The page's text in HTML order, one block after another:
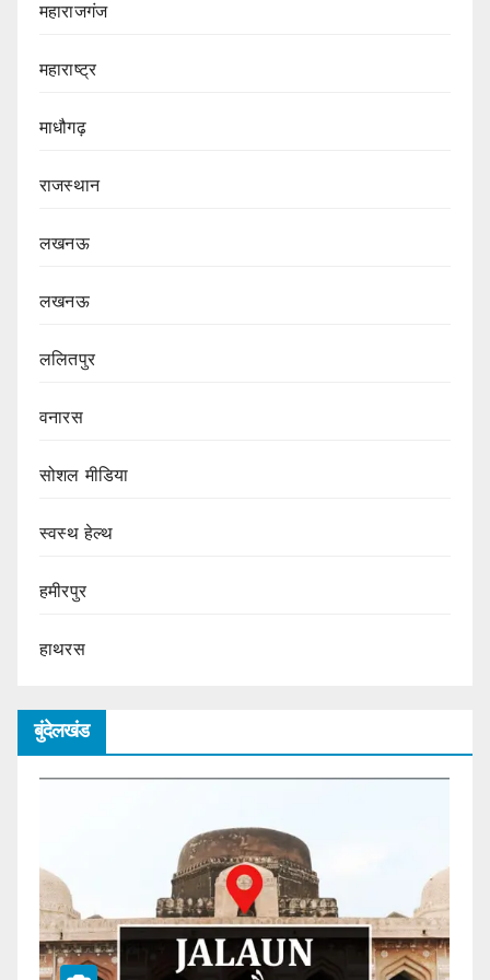
महाराजगंज
महाराष्ट्र
माधौगढ़
राजस्थान
लखनऊ
लखनऊ
ललितपुर
वनारस
सोशल मीडिया
स्वस्थ हेल्थ
हमीरपुर
हाथरस
बुंदेलखंड